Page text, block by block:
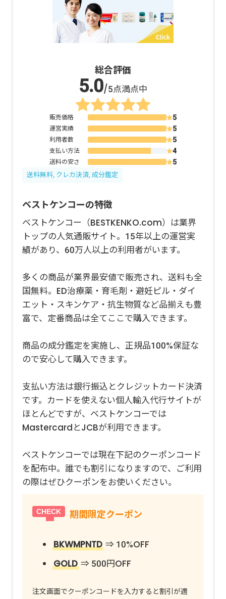
総合評価
/5点満点中
販売価格
運営実績
利用者数
支払い方法
送料の安さ
送料無料, クレカ決済, 成分鑑定
ベストケンコーの特徴
ベストケンコー（BESTKENKO.com）は業界
トップの人気通販サイト。15年以上の運営実
績があり、60万人以上の利用者がいます。
多くの商品が業界最安値で販売され、送料も全
国無料。ED治療薬・育毛剤・避妊ピル・ダイ
エット・スキンケア・抗生物質など品揃えも豊
富で、定番商品は全てここで購入できます。
商品の成分鑑定を実施し、正規品100%保証な
ので安心して購入できます。
支払い方法は銀行振込とクレジットカード決済
です。カードを使えない個人輸入代行サイトが
ほとんどですが、ベストケンコーでは
MastercardとJCBが利用できます。
ベストケンコーでは現在下記のクーポンコード
を配布中。誰でも割引になりますので、ご利用
の際はぜひクーポンをお使いください。
期間限定クーポン
BKWMPNTD ⇒ 10%OFF
GOLD ⇒ 500円OFF
注文画面でクーポンコードを入力すると割引が適